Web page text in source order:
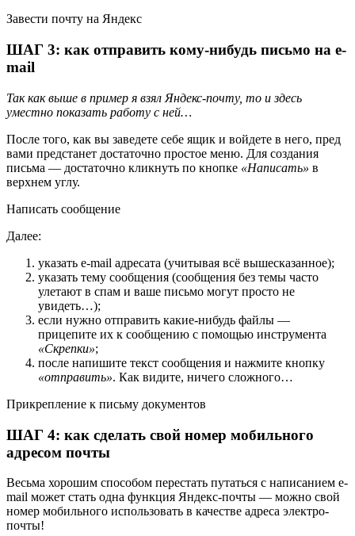
Завести почту на Яндекс
ШАГ 3: как отправить кому-нибудь письмо на e-
mail
Так как выше в пример я взял Яндекс-почту, то и здесь
уместно показать работу с ней…
После того, как вы заведете себе ящик и войдете в него, пред
вами предстанет достаточно простое меню. Для создания
письма — достаточно кликнуть по кнопке «Написать» в
верхнем углу.
Написать сообщение
Далее:
указать e-mail адресата (учитывая всё вышесказанное);
указать тему сообщения (сообщения без темы часто
улетают в спам и ваше письмо могут просто не
увидеть…);
если нужно отправить какие-нибудь файлы —
прицепите их к сообщению с помощью инструмента
«Скрепки»;
после напишите текст сообщения и нажмите кнопку
«отправить». Как видите, ничего сложного…
Прикрепление к письму документов
ШАГ 4: как сделать свой номер мобильного
адресом почты
Весьма хорошим способом перестать путаться с написанием e-
mail может стать одна функция Яндекс-почты — можно свой
номер мобильного использовать в качестве адреса электро-
почты!